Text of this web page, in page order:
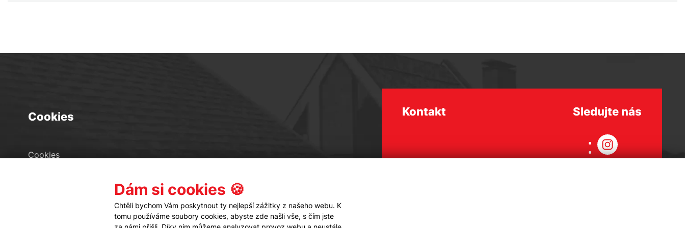
Cookies
Cookies
Kontakt Sledujte nás
Dám si cookies 🍪
Chtěli bychom Vám poskytnout ty nejlepší zážitky z našeho webu. K
tomu používáme soubory cookies, abyste zde našli vše, s čím jste